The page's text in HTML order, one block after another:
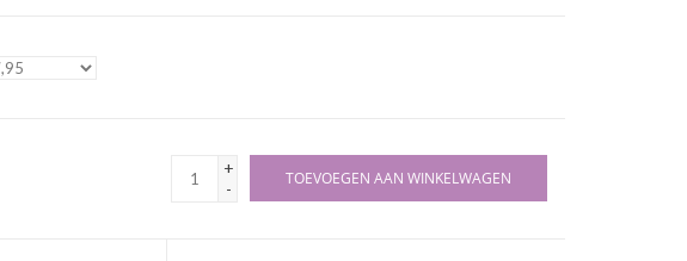
+
-
TOEVOEGEN AAN WINKELWAGEN